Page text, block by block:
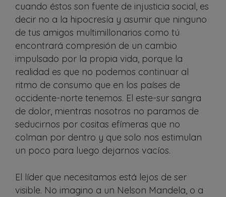
cuando éstos son fuente de injusticia social, es
decir no a la hipocresía y asumir que ninguno
de tus amigos multimillonarios como tú
encontrará compresión de un cambio
impulsado por la propia vida, porque la
realidad es que no podemos continuar al
ritmo de consumo que en los países de
occidente-norte tenemos. El este-sur sangra
de dolor, mientras nosotros no paramos de
seducirnos por cositas efímeras que no
colman por dentro y que solo nos estimulan
un poco para luego dejarnos vacíos.
El líder que necesitamos está lejos de ser
visible. No imagino a un Nelson Mandela, o a